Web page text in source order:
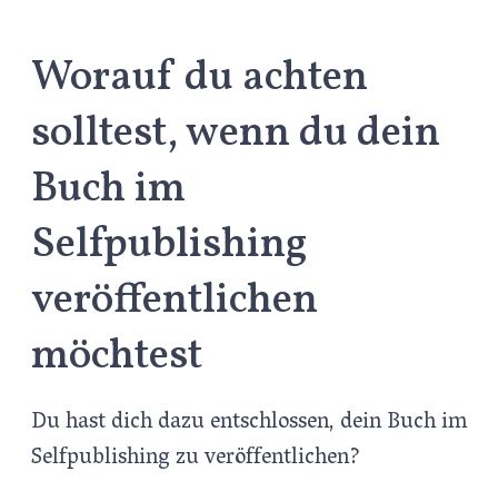
Worauf du achten
solltest, wenn du dein
Buch im
Selfpublishing
veröffentlichen
möchtest
Du hast dich dazu entschlossen, dein Buch im
Selfpublishing zu veröffentlichen?